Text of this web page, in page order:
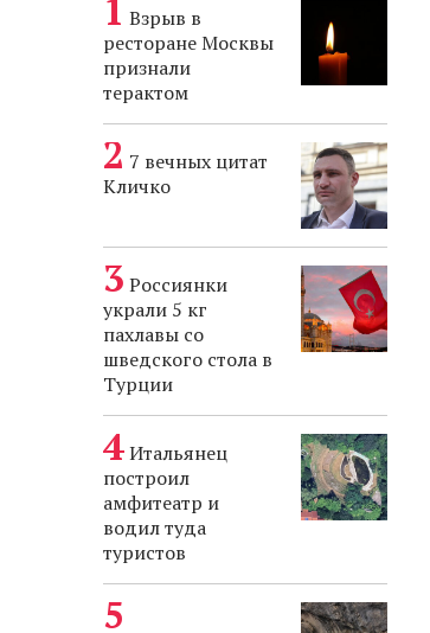
Взрыв в
ресторане Москвы
признали
терактом
7 вечных цитат
Кличко
Россиянки
украли 5 кг
пахлавы со
шведского стола в
Турции
Итальянец
построил
амфитеатр и
водил туда
туристов